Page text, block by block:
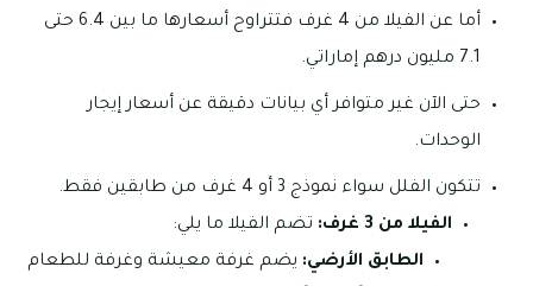
أما عن الفيلا من 4 غرف فتتراوح أسعارها ما بين 6.4 حتى
7.1 مليون درهم إماراتي.
حتى الآن غير متوافر أي بيانات دقيقة عن أسعار إيجار
الوحدات.
تتكون الفلل سواء نموذج 3 أو 4 غرف من طابقين فقط.
الفيلا من 3 غرف:
تضم الفيلا ما يلي:
الطابق الأرضي: يضم غرفة معيشة وغرفة للطعام